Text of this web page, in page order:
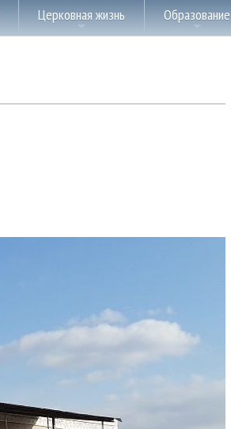
Церковная жизнь Образование